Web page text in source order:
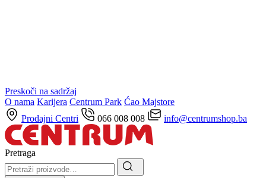
Preskoči na sadržaj
O nama Karijera Centrum Park Ćao Majstore
Prodajni Centri
066 008 008 info@centrumshop.ba
Pretraga